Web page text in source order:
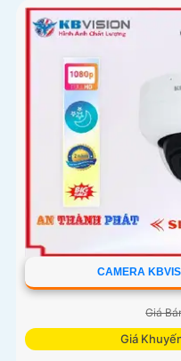
CAMERA
Giá
Giá